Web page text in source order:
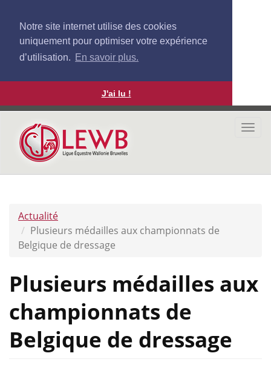
Notre site internet utilise des cookies
uniquement pour optimiser votre expérience
d’utilisation. En savoir plus.
J'ai lu !
Aller
contenu
principal
Actualité
Plusieurs médailles aux championnats de
Belgique de dressage
Plusieurs médailles aux
championnats de
Belgique de dressage